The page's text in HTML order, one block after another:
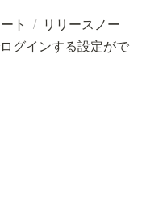
ト / リリースノー
グインする設定がで